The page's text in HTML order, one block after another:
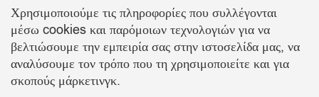
Εγγραφείτε στο Newsletter και ενημερωθείτε για νέα προϊόντα,
τάσεις και προσφορές, καθώς και για να λάβετεκουπόνι έκπτωσης
10%με την πρώτη σας αγορά!
Χρησιμοποιούμε τις πληροφορίες που συλλέγονται
μέσω cookies και παρόμοιων τεχνολογιών για να
βελτιώσουμε την εμπειρία σας στην ιστοσελίδα μας, να
αναλύσουμε τον τρόπο που τη χρησιμοποιείτε και για
σκοπούς μάρκετινγκ.